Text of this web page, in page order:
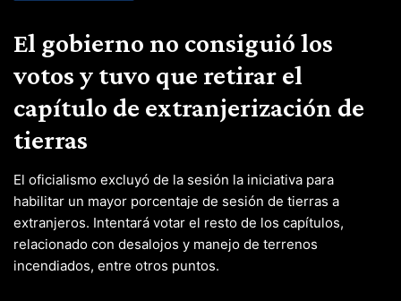
El gobierno no consiguió los
votos y tuvo que retirar el
capítulo de extranjerización de
tierras
El oficialismo excluyó de la sesión la iniciativa para
habilitar un mayor porcentaje de sesión de tierras a
extranjeros. Intentará votar el resto de los capítulos,
relacionado con desalojos y manejo de terrenos
incendiados, entre otros puntos.